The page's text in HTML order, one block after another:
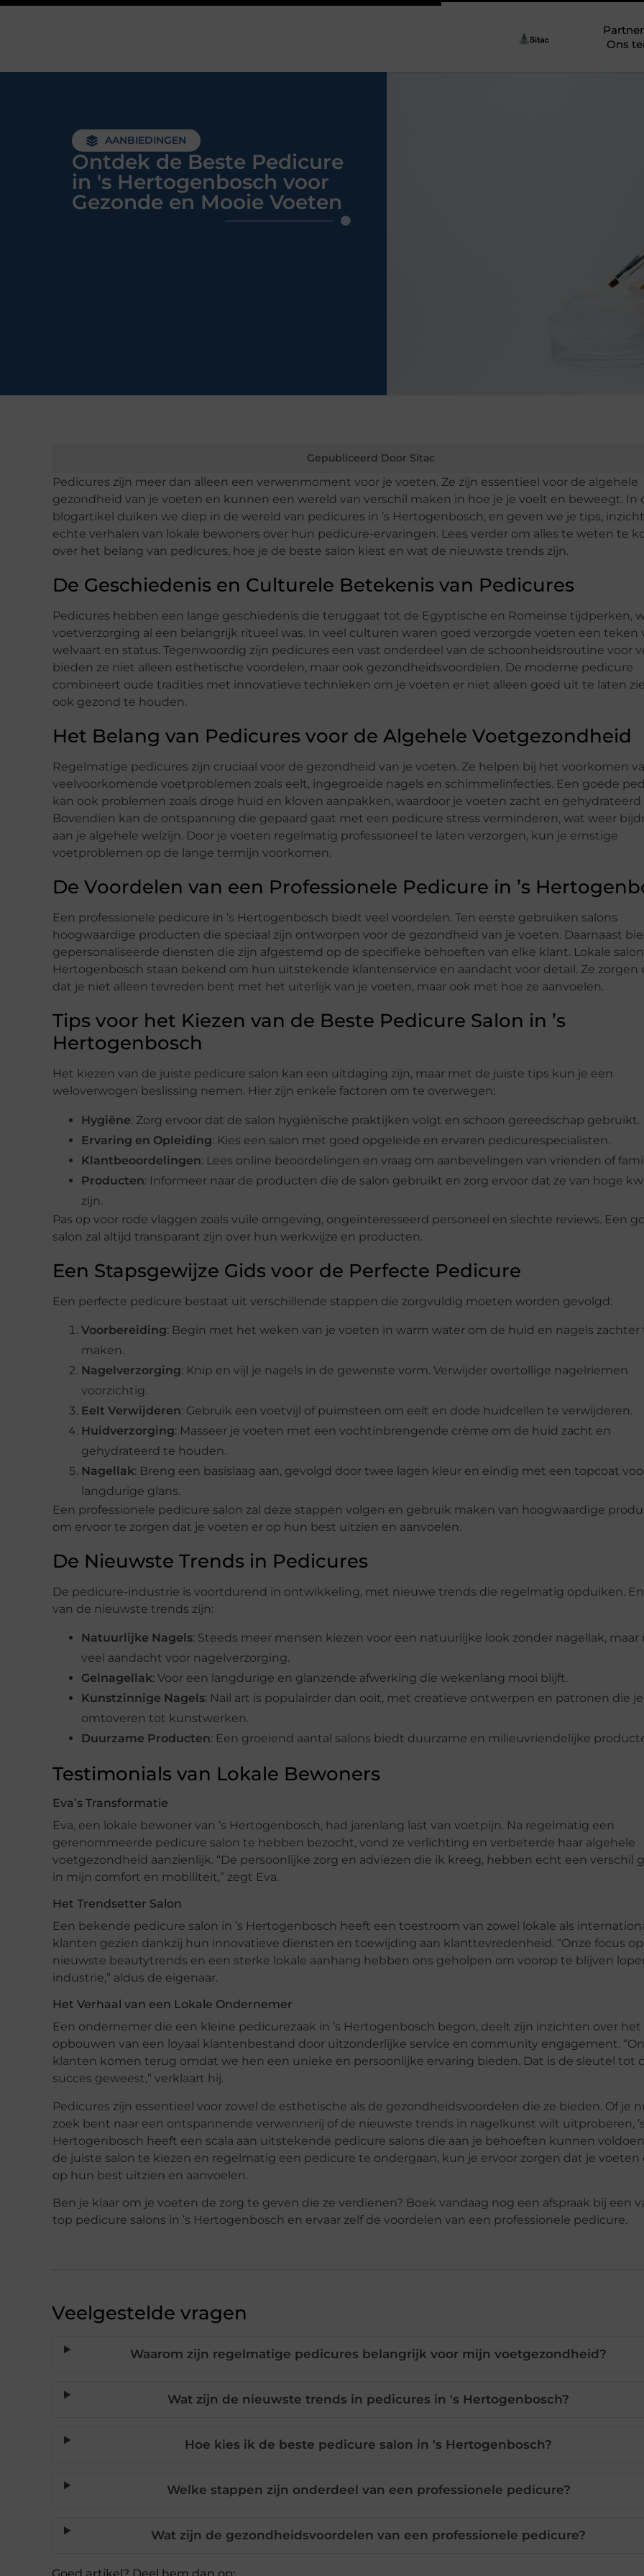
Ons
AANBIEDINGEN
Ontdek de Beste Pedicure
in 's Hertogenbosch voor
Gezonde en Mooie Voeten
Gepubliceerd Door Sitac
Pedicures zijn meer dan alleen een verwenmoment voor je voeten. Ze zijn essentieel voor de algehele
gezondheid van je voeten en kunnen een wereld van verschil maken in hoe je je voelt en beweegt. In
blogartikel duiken we diep in de wereld van pedicures in ’s Hertogenbosch, en geven we je tips,
echte verhalen van lokale bewoners over hun pedicure-ervaringen. Lees verder om alles te weten te
over het belang van pedicures, hoe je de beste salon kiest en wat de nieuwste trends zijn.
De Geschiedenis en Culturele Betekenis van Pedicures
Pedicures hebben een lange geschiedenis die teruggaat tot de Egyptische en Romeinse tijdperken,
voetverzorging al een belangrijk ritueel was. In veel culturen waren goed verzorgde voeten een teken
welvaart en status. Tegenwoordig zijn pedicures een vast onderdeel van de schoonheidsroutine voor
bieden ze niet alleen esthetische voordelen, maar ook gezondheidsvoordelen. De moderne pedicure
combineert oude tradities met innovatieve technieken om je voeten er niet alleen goed uit te laten
ook gezond te houden.
Het Belang van Pedicures voor de Algehele Voetgezondheid
Regelmatige pedicures zijn cruciaal voor de gezondheid van je voeten. Ze helpen bij het voorkomen
veelvoorkomende voetproblemen zoals eelt, ingegroeide nagels en schimmelinfecties. Een goede
kan ook problemen zoals droge huid en kloven aanpakken, waardoor je voeten zacht en gehydrateerd
Bovendien kan de ontspanning die gepaard gaat met een pedicure stress verminderen, wat weer
aan je algehele welzijn. Door je voeten regelmatig professioneel te laten verzorgen, kun je ernstige
voetproblemen op de lange termijn voorkomen.
De Voordelen van een Professionele Pedicure in ’s
Een professionele pedicure in ’s Hertogenbosch biedt veel voordelen. Ten eerste gebruiken salons
hoogwaardige producten die speciaal zijn ontworpen voor de gezondheid van je voeten. Daarnaast
gepersonaliseerde diensten die zijn afgestemd op de specifieke behoeften van elke klant. Lokale
Hertogenbosch staan bekend om hun uitstekende klantenservice en aandacht voor detail. Ze zorgen
dat je niet alleen tevreden bent met het uiterlijk van je voeten, maar ook met hoe ze aanvoelen.
Tips voor het Kiezen van de Beste Pedicure Salon in ’s
Hertogenbosch
Het kiezen van de juiste pedicure salon kan een uitdaging zijn, maar met de juiste tips kun je een
weloverwogen beslissing nemen. Hier zijn enkele factoren om te overwegen:
Hygiëne: Zorg ervoor dat de salon hygiënische praktijken volgt en schoon gereedschap gebruikt.
Ervaring en Opleiding: Kies een salon met goed opgeleide en ervaren pedicurespecialisten.
Klantbeoordelingen: Lees online beoordelingen en vraag om aanbevelingen van vrienden of
Producten: Informeer naar de producten die de salon gebruikt en zorg ervoor dat ze van hoge
zijn.
Pas op voor rode vlaggen zoals vuile omgeving, ongeïnteresseerd personeel en slechte reviews. Een
salon zal altijd transparant zijn over hun werkwijze en producten.
Een Stapsgewijze Gids voor de Perfecte Pedicure
Een perfecte pedicure bestaat uit verschillende stappen die zorgvuldig moeten worden gevolgd:
Voorbereiding: Begin met het weken van je voeten in warm water om de huid en nagels zachter
maken.
Nagelverzorging: Knip en vijl je nagels in de gewenste vorm. Verwijder overtollige nagelriemen
voorzichtig.
Eelt Verwijderen: Gebruik een voetvijl of puimsteen om eelt en dode huidcellen te verwijderen.
Huidverzorging: Masseer je voeten met een vochtinbrengende crème om de huid zacht en
gehydrateerd te houden.
Nagellak: Breng een basislaag aan, gevolgd door twee lagen kleur en eindig met een topcoat
langdurige glans.
Een professionele pedicure salon zal deze stappen volgen en gebruik maken van hoogwaardige
om ervoor te zorgen dat je voeten er op hun best uitzien en aanvoelen.
De Nieuwste Trends in Pedicures
De pedicure-industrie is voortdurend in ontwikkeling, met nieuwe trends die regelmatig opduiken.
van de nieuwste trends zijn:
Natuurlijke Nagels: Steeds meer mensen kiezen voor een natuurlijke look zonder nagellak, maar
veel aandacht voor nagelverzorging.
Gelnagellak: Voor een langdurige en glanzende afwerking die wekenlang mooi blijft.
Kunstzinnige Nagels: Nail art is populairder dan ooit, met creatieve ontwerpen en patronen die
omtoveren tot kunstwerken.
Duurzame Producten: Een groeiend aantal salons biedt duurzame en milieuvriendelijke
Testimonials van Lokale Bewoners
Eva’s Transformatie
Eva, een lokale bewoner van ’s Hertogenbosch, had jarenlang last van voetpijn. Na regelmatig een
gerenommeerde pedicure salon te hebben bezocht, vond ze verlichting en verbeterde haar algehele
voetgezondheid aanzienlijk. “De persoonlijke zorg en adviezen die ik kreeg, hebben echt een verschil
in mijn comfort en mobiliteit,” zegt Eva.
Het Trendsetter Salon
Een bekende pedicure salon in ’s Hertogenbosch heeft een toestroom van zowel lokale als
klanten gezien dankzij hun innovatieve diensten en toewijding aan klanttevredenheid. “Onze focus
nieuwste beautytrends en een sterke lokale aanhang hebben ons geholpen om voorop te blijven
industrie,” aldus de eigenaar.
Het Verhaal van een Lokale Ondernemer
Een ondernemer die een kleine pedicurezaak in ’s Hertogenbosch begon, deelt zijn inzichten over het
opbouwen van een loyaal klantenbestand door uitzonderlijke service en community engagement.
klanten komen terug omdat we hen een unieke en persoonlijke ervaring bieden. Dat is de sleutel tot
succes geweest,” verklaart hij.
Pedicures zijn essentieel voor zowel de esthetische als de gezondheidsvoordelen die ze bieden. Of je
zoek bent naar een ontspannende verwennerij of de nieuwste trends in nagelkunst wilt uitproberen, ’s
Hertogenbosch heeft een scala aan uitstekende pedicure salons die aan je behoeften kunnen
de juiste salon te kiezen en regelmatig een pedicure te ondergaan, kun je ervoor zorgen dat je voeten
op hun best uitzien en aanvoelen.
Ben je klaar om je voeten de zorg te geven die ze verdienen? Boek vandaag nog een afspraak bij een
top pedicure salons in ’s Hertogenbosch en ervaar zelf de voordelen van een professionele pedicure.
Veelgestelde vragen
Waarom zijn regelmatige pedicures belangrijk voor mijn voetgezondheid?
Wat zijn de nieuwste trends in pedicures in 's Hertogenbosch?
Hoe kies ik de beste pedicure salon in 's Hertogenbosch?
Welke stappen zijn onderdeel van een professionele pedicure?
Wat zijn de gezondheidsvoordelen van een professionele pedicure?